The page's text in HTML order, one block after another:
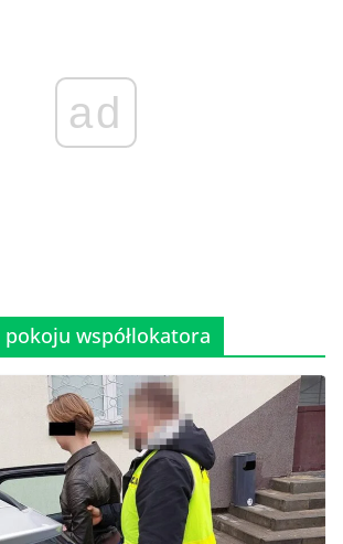
ad
pokoju współlokatora